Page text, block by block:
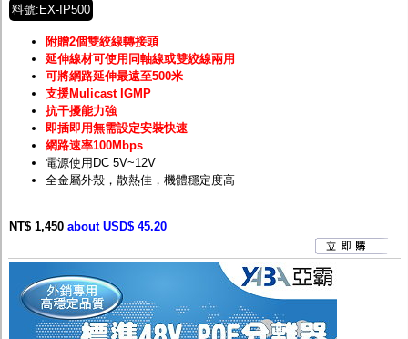
料號:EX-IP500
附贈2個雙絞線轉接頭
延伸線材可使用同軸線或雙絞線兩用
可將網路延伸最遠至500米
支援Mulicast IGMP
抗干擾能力強
即插即用無需設定安裝快速
網路速率100Mbps
電源使用DC 5V~12V
全金屬外殼，散熱佳，機體穩定度高
NT$ 1,450 about USD$ 45.20